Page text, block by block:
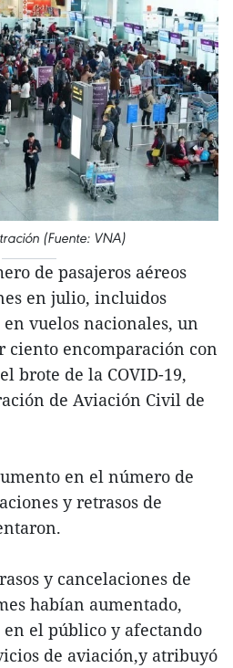
(Fuente: VNA)
de pasajeros aéreos
en julio, incluidos
vuelos nacionales, un
ciento encomparación con
brote de la COVID-19,
de Aviación Civil de
en el número de
y retrasos de
y cancelaciones de
habían aumentado,
el público y afectando
de aviación,y atribuyó